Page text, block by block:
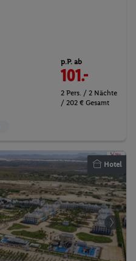
p.P. ab
101.-
2 Pers. / 2 Nächte
/ 202 € Gesamt
Hotel